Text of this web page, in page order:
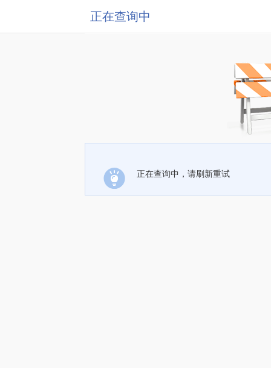
正在查询中
正在查询中，请刷新重试